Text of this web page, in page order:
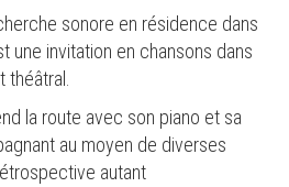
sonore en résidence dans
une invitation en chansons dans
théâtral.
la route avec son piano et sa
au moyen de diverses
autant